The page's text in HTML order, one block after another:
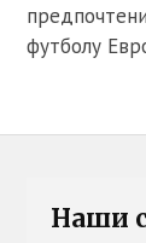
футболу
Наши